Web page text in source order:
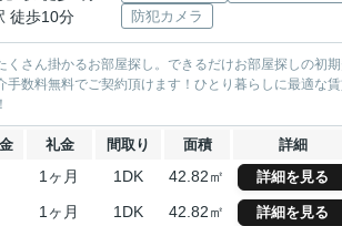
徒歩10分
防犯カメラ
さん掛かるお部屋探し。できるだけお部屋探しの初
数料無料でご契約頂けます！ひとり暮らしに最適な
礼金 間取り 面積 詳細
1ヶ月 1DK 42.82㎡ 詳細を見る
1ヶ月 1DK 42.82㎡ 詳細を見る